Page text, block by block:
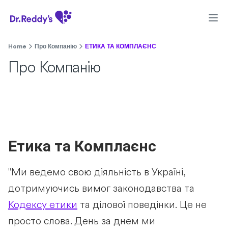
Home Про Компанію ЕТИКА ТА КОМПЛАЄНС
Про Компанію
Етика та Комплаєнс
"Ми ведемо свою діяльність в Україні,
дотримуючись вимог законодавства та
Кодексу етики та ділової поведінки. Це не
просто слова. День за днем ми